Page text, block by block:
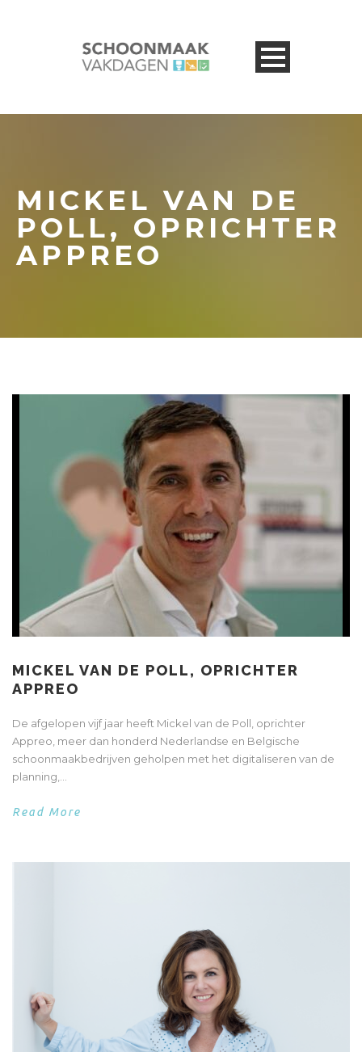
MICKEL VAN DE
POLL, OPRICHTER
APPREO
MICKEL VAN DE POLL, OPRICHTER
APPREO
De afgelopen vijf jaar heeft Mickel van de Poll, oprichter
Appreo, meer dan honderd Nederlandse en Belgische
schoonmaakbedrijven geholpen met het digitaliseren van de
planning,...
Read More